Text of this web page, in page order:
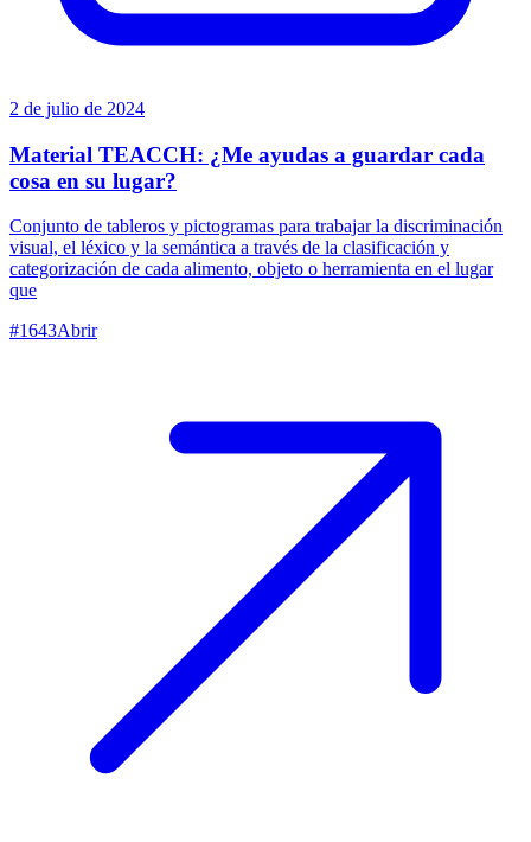
2 de julio de 2024
Material TEACCH: ¿Me ayudas a guardar cada
cosa en su lugar?
Conjunto de tableros y pictogramas para trabajar la discriminación
visual, el léxico y la semántica a través de la clasificación y
categorización de cada alimento, objeto o herramienta en el lugar
que
#1643Abrir